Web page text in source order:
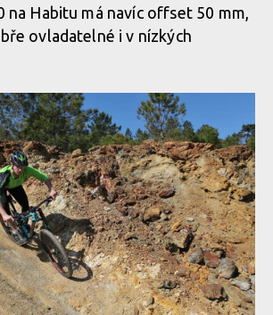
na Habitu má navíc offset 50 mm,
ovladatelné i v nízkých